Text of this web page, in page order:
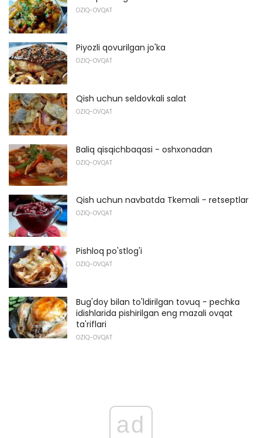
OZIQ-OVQAT
Piyozli qovurilgan jo'ka
OZIQ-OVQAT
Qish uchun seldovkali salat
OZIQ-OVQAT
Baliq qisqichbaqasi - oshxonadan
OZIQ-OVQAT
Qish uchun navbatda Tkemali - retseptlar
OZIQ-OVQAT
Pishloq po'stlog'i
OZIQ-OVQAT
Bug'doy bilan to'ldirilgan tovuq - pechka
idishlarida pishirilgan eng mazali ovqat
ta'riflari
OZIQ-OVQAT
ad